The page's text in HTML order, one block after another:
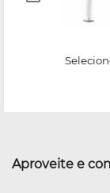
Aproveite e